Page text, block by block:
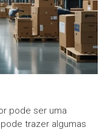
pode ser uma
trazer algumas